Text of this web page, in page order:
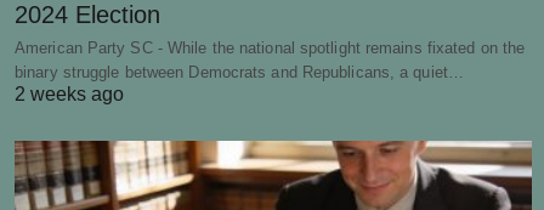
2024 Election
American Party SC - While the national spotlight remains fixated on the
binary struggle between Democrats and Republicans, a quiet…
2 weeks ago